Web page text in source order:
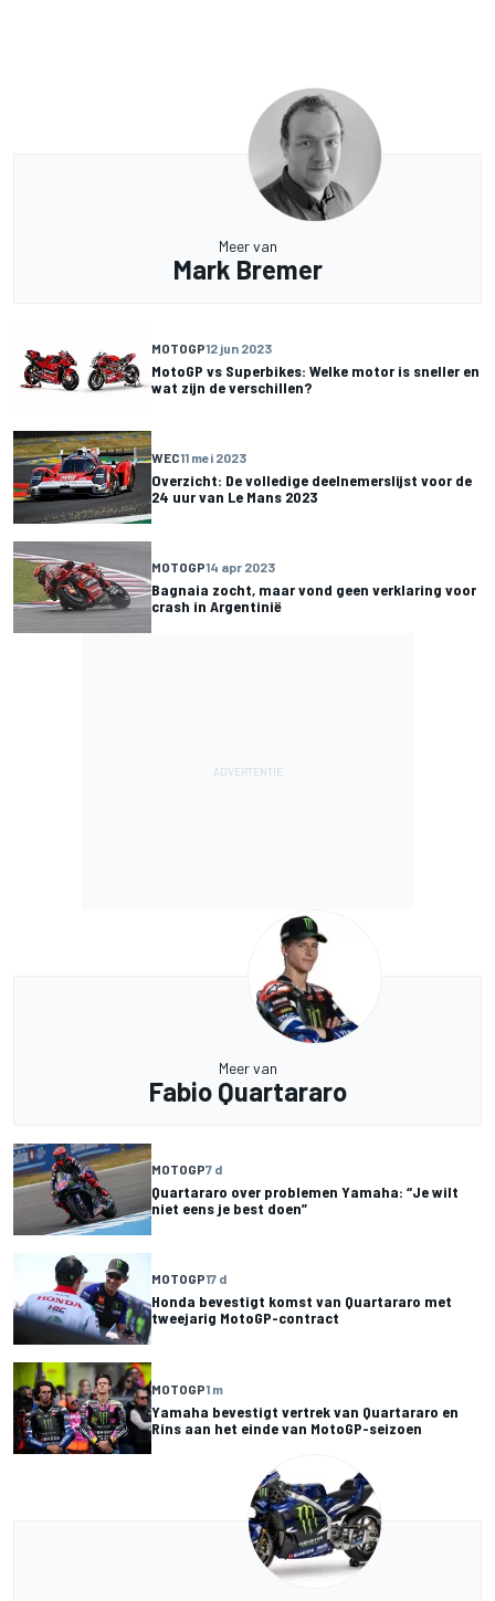
Meer van
Mark Bremer
MOTOGP12 jun 2023
MotoGP vs Superbikes: Welke motor is sneller en
wat zijn de verschillen?
WEC11 mei 2023
Overzicht: De volledige deelnemerslijst voor de
24 uur van Le Mans 2023
MOTOGP14 apr 2023
Bagnaia zocht, maar vond geen verklaring voor
crash in Argentinië
Meer van
Fabio Quartararo
MOTOGP7 d
Quartararo over problemen Yamaha: “Je wilt
niet eens je best doen”
MOTOGP17 d
Honda bevestigt komst van Quartararo met
tweejarig MotoGP-contract
MOTOGP1 m
Yamaha bevestigt vertrek van Quartararo en
Rins aan het einde van MotoGP-seizoen